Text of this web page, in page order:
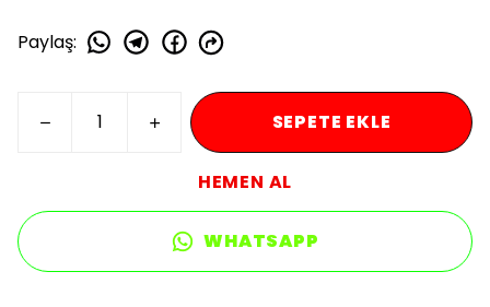
Paylaş:
SEPETE EKLE
HEMEN AL
WHATSAPP